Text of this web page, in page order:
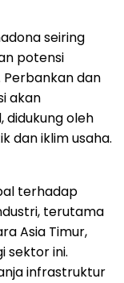
seiring
potensi
Perbankandan
akan
didukungoleh
daniklimusaha.
terhadap
terutama
Asia Timur,
sektorini.
infrastruktur